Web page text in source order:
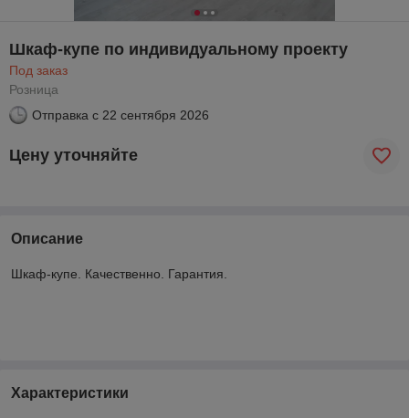
Шкаф-купе по индивидуальному проекту
Под заказ
Розница
Отправка с 22 сентября 2026
Цену уточняйте
Описание
Шкаф-купе. Качественно. Гарантия.
Характеристики